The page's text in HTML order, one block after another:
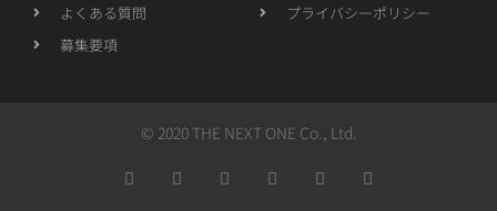
よくある質問
募集要項
プライバシーポリシー
© 2020 THE NEXT ONE Co., Ltd.